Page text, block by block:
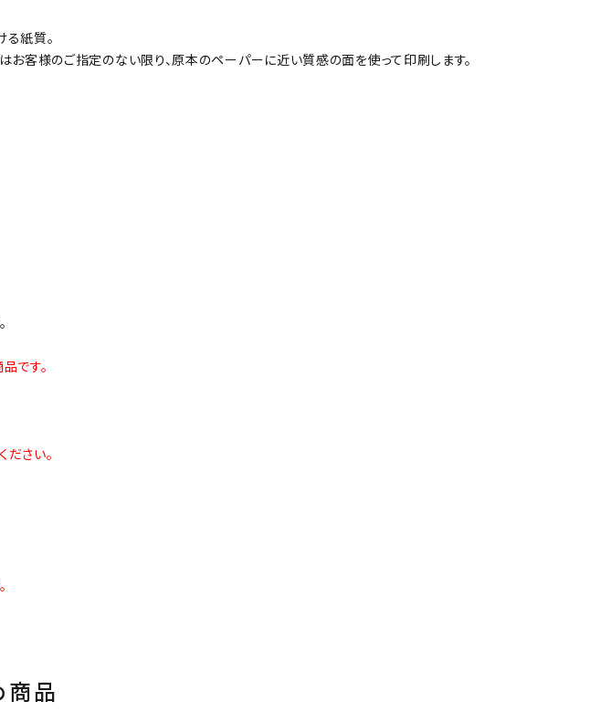
紙質。
客様のご指定のない限り、原本のペーパーに近い質感の面を使って印刷します。
です。
さい。
商品